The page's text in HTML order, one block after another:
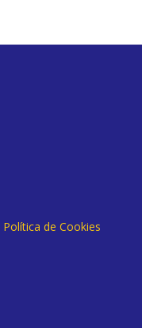
Política de Cookies